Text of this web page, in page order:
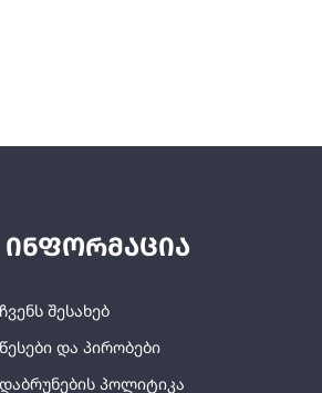
ინფორმაცია
ჩვენს შესახებ
წესები და პირობები
დაბრუნების პოლიტიკა